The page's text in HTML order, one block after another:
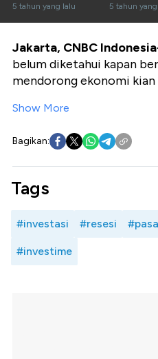
Resesi
5 tahun yang lalu
Resesi
5 tahun
Jakarta, CNBC
belum diketahui kapan
mendorong ekonomi kian
Show More
Bagikan:
Tags
#investasi #resesi
#investime